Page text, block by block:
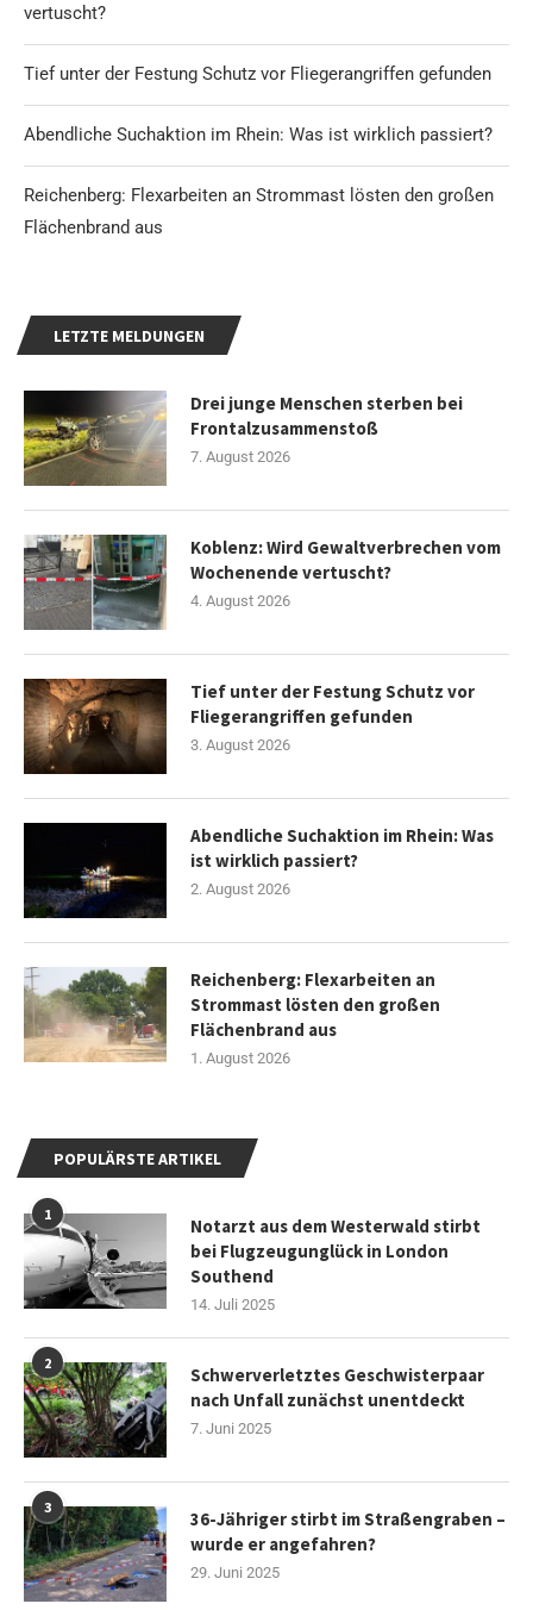
vertuscht?
Tief unter der Festung Schutz vor Fliegerangriffen gefunden
Abendliche Suchaktion im Rhein: Was ist wirklich passiert?
Reichenberg: Flexarbeiten an Strommast lösten den großen
Flächenbrand aus
LETZTE MELDUNGEN
Drei junge Menschen sterben bei
Frontalzusammenstoß
7. August 2026
Koblenz: Wird Gewaltverbrechen vom
Wochenende vertuscht?
4. August 2026
Tief unter der Festung Schutz vor
Fliegerangriffen gefunden
3. August 2026
Abendliche Suchaktion im Rhein: Was
ist wirklich passiert?
2. August 2026
Reichenberg: Flexarbeiten an
Strommast lösten den großen
Flächenbrand aus
1. August 2026
POPULÄRSTE ARTIKEL
1
Notarzt aus dem Westerwald stirbt
bei Flugzeugunglück in London
Southend
14. Juli 2025
2
Schwerverletztes Geschwisterpaar
nach Unfall zunächst unentdeckt
7. Juni 2025
3
36-Jähriger stirbt im Straßengraben –
wurde er angefahren?
29. Juni 2025